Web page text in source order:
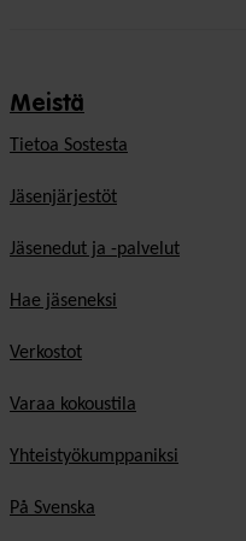
Meistä
Tietoa Sostesta
Jäsenjärjestöt
Jäsenedut ja -palvelut
Hae jäseneksi
Verkostot
Varaa kokoustila
Yhteistyökumppaniksi
På Svenska